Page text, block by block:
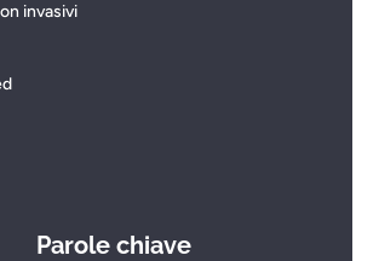
invasivi
Parole chiave